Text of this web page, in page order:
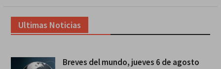
Ultimas Noticias
Breves del mundo, jueves 6 de agosto